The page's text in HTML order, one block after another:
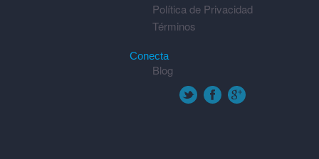
Política de Privacidad
Términos
Conecta
Blog